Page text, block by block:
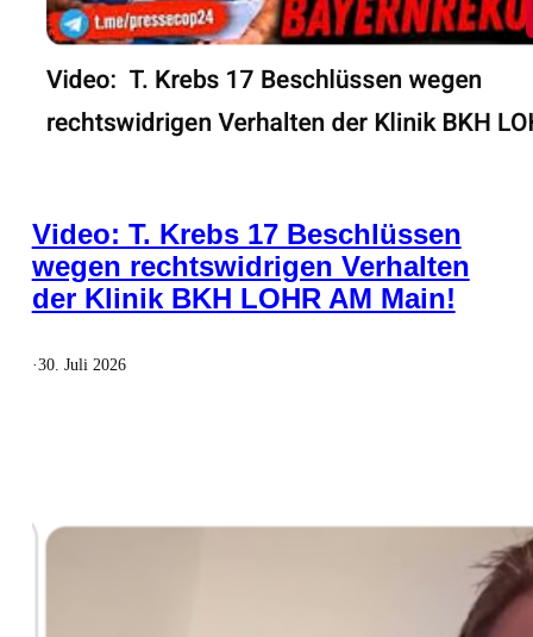
Video: T. Krebs 17 Beschlüssen
wegen rechtswidrigen Verhalten
der Klinik BKH LOHR AM Main!
·30. Juli 2026